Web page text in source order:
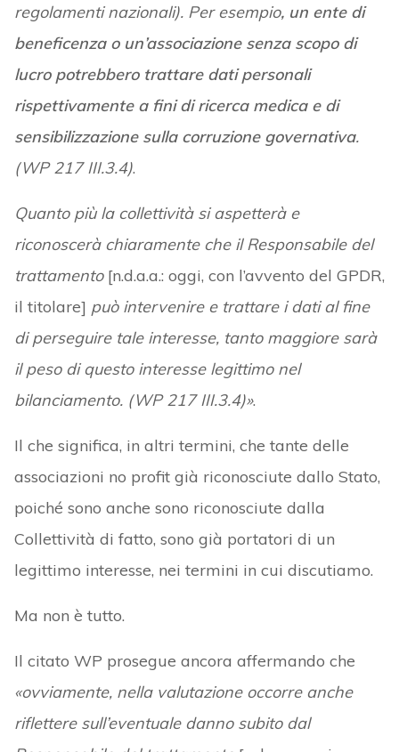
regolamenti nazionali). Per esempio, un ente di
beneficenza o un’associazione senza scopo di
lucro potrebbero trattare dati personali
rispettivamente a fini di ricerca medica e di
sensibilizzazione sulla corruzione governativa.
(WP 217 III.3.4).
Quanto più la collettività si aspetterà e
riconoscerà chiaramente che il Responsabile del
trattamento [n.d.a.a.: oggi, con l’avvento del GPDR,
il titolare] può intervenire e trattare i dati al fine
di perseguire tale interesse, tanto maggiore sarà
il peso di questo interesse legittimo nel
bilanciamento. (WP 217 III.3.4)».
Il che significa, in altri termini, che tante delle
associazioni no profit già riconosciute dallo Stato,
poiché sono anche sono riconosciute dalla
Collettività di fatto, sono già portatori di un
legittimo interesse, nei termini in cui discutiamo.
Ma non è tutto.
Il citato WP prosegue ancora affermando che
«ovviamente, nella valutazione occorre anche
riflettere sull’eventuale danno subito dal